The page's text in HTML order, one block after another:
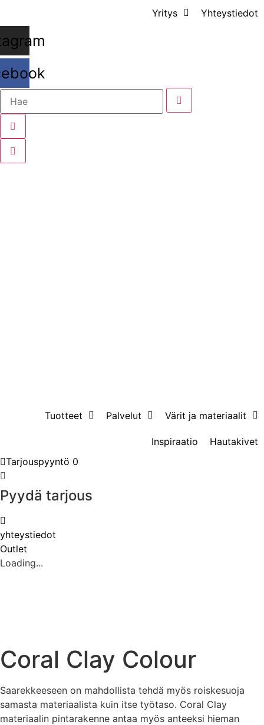
Yritys Yhteystiedot
Tuotteet Palvelut Värit ja materiaalit
Inspiraatio
Hautakivet
Tarjouspyyntö 0
Pyydä tarjous
yhteystiedot
Outlet
Loading...
Coral Clay Colour
Saarekkeeseen on mahdollista tehdä myös roiskesuoja
samasta materiaalista kuin itse työtaso. Coral Clay
materiaalin pintarakenne antaa myös anteeksi hieman